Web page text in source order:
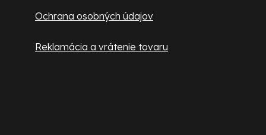
Ochrana osobných údajov
Reklamácia a vrátenie tovaru